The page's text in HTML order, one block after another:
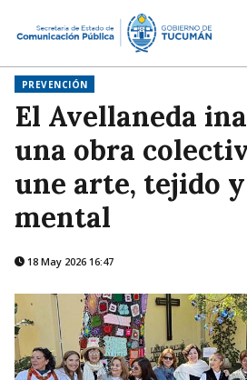
PREVENCIÓN
El Avellaneda
una obra
une arte, tejido
mental
18 May 2026 16:47